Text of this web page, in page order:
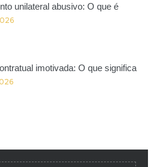
unilateral abusivo: O que é
imotivada: O que significa